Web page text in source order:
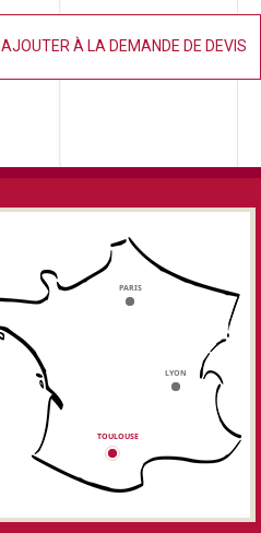
AJOUTER À LA DEMANDE DE DEVIS